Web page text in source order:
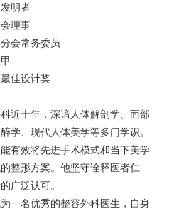
明者
理事
会常务委员
佳设计奖
近十年，深谙人体解剖学、面部
学、现代人体美学等多门学识。
有效将先进手术模式和当下美学
整形方案。他坚守诠释医者仁
广泛认可。
一名优秀的整容外科医生，自身